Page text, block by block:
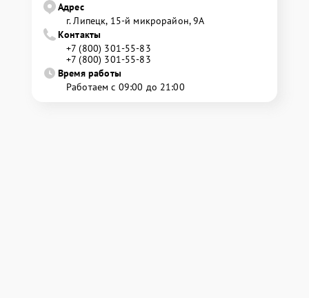
Адрес
г. Липецк, 15-й микрорайон, 9А
Контакты
+7 (800) 301-55-83
+7 (800) 301-55-83
Время работы
Работаем с 09:00 до 21:00